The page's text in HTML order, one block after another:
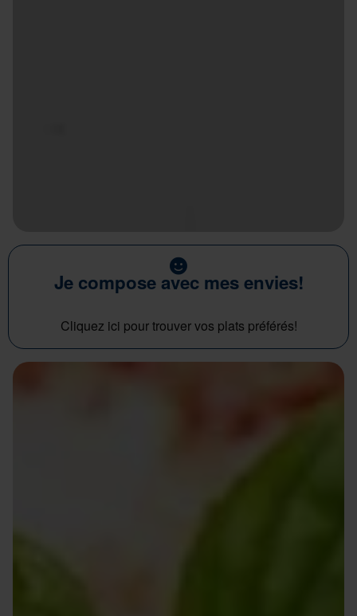
Je compose avec mes envies!
Cliquez ici pour trouver vos plats préférés!